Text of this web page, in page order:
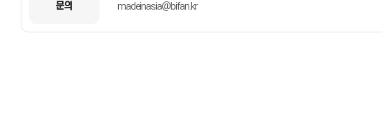
문의 madeinasia@bifan.kr